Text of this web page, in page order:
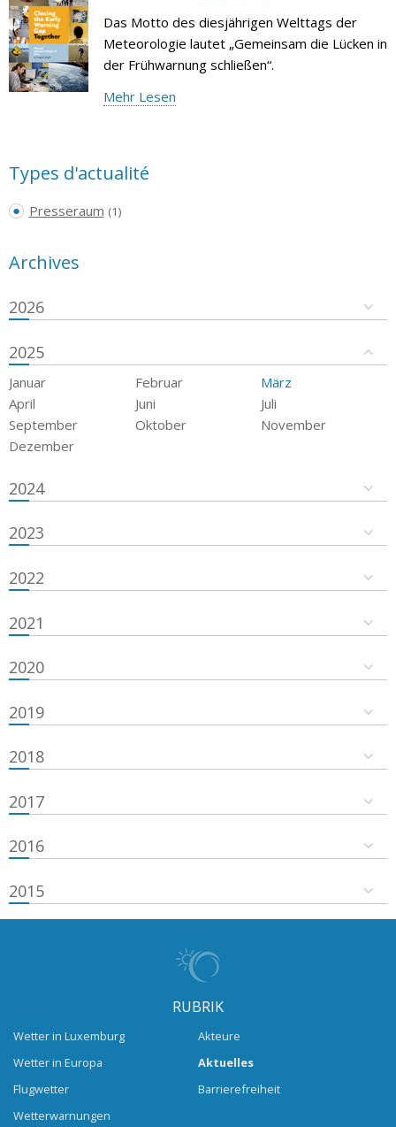
Das Motto des diesjährigen Welttags der
Meteorologie lautet „Gemeinsam die Lücken in
der Frühwarnung schließen“.
Mehr Lesen
Types d'actualité
Presseraum (1)
Archives
2026
2025
Januar Februar
März
April
Juni
Juli
September
Oktober
November
Dezember
2024
2023
2022
2021
2020
2019
2018
2017
2016
2015
RUBRIK
Wetter in Luxemburg
Wetter in Europa
Flugwetter
Wetterwarnungen
Akteure
Aktuelles
Barrierefreiheit